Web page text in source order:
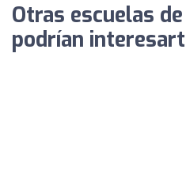
Otras escuelas
podrían